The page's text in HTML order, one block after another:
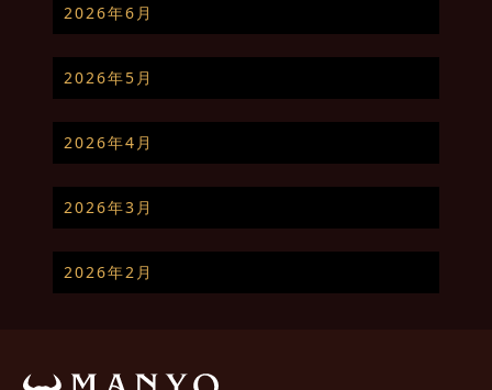
2026年6月
2026年5月
2026年4月
2026年3月
2026年2月